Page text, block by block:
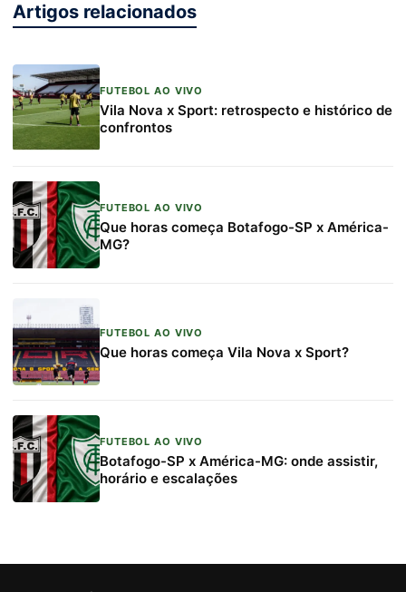
Artigos relacionados
FUTEBOL AO VIVO
Vila Nova x Sport: retrospecto e histórico de
confrontos
FUTEBOL AO VIVO
Que horas começa Botafogo-SP x América-
MG?
FUTEBOL AO VIVO
Que horas começa Vila Nova x Sport?
FUTEBOL AO VIVO
Botafogo-SP x América-MG: onde assistir,
horário e escalações